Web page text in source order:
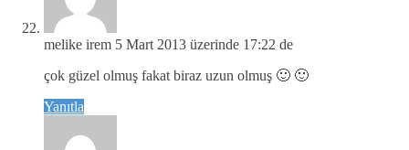
melike irem 5 Mart 2013 üzerinde 17:22 de
çok güzel olmuş fakat biraz uzun olmuş 🙂 🙂
Yanıtla